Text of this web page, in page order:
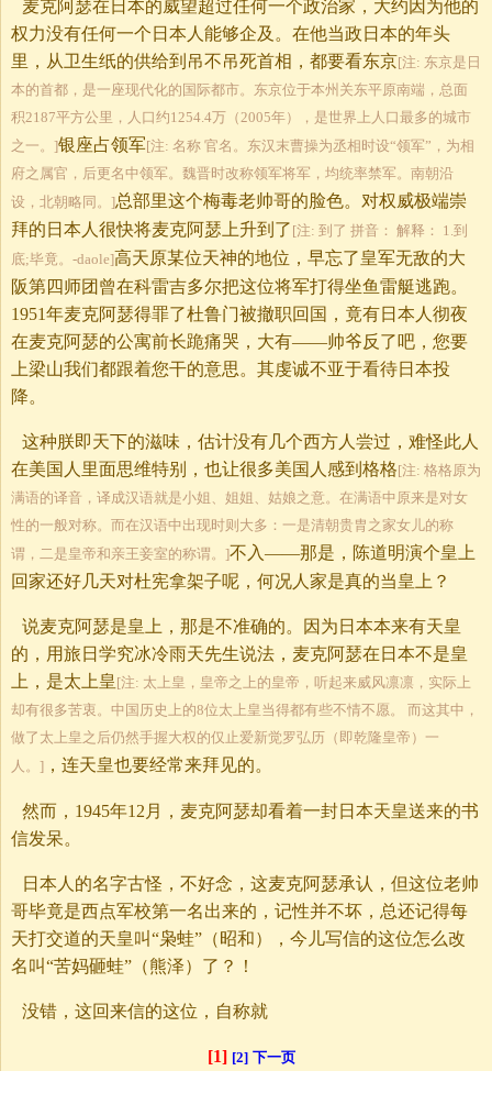
麦克阿瑟在日本的威望超过任何一个政治家，大约因为他的
权力没有任何一个日本人能够企及。在他当政日本的年头
里，从卫生纸的供给到吊不吊死首相，都要看东京[注: 东京是日
本的首都，是一座现代化的国际都市。东京位于本州关东平原南端，总面
积2187平方公里，人口约1254.4万（2005年），是世界上人口最多的城市
之一。]银座占领军[注: 名称 官名。东汉末曹操为丞相时设“领军”，为相
府之属官，后更名中领军。魏晋时改称领军将军，均统率禁军。南朝沿
设，北朝略同。]总部里这个梅毒老帅哥的脸色。对权威极端崇
拜的日本人很快将麦克阿瑟上升到了 [注: 到了 拼音： 解释： 1.到
底;毕竟。-daole]高天原某位天神的地位，早忘了皇军无敌的大
阪第四师团曾在科雷吉多尔把这位将军打得坐鱼雷艇逃跑。
1951年麦克阿瑟得罪了杜鲁门被撤职回国，竟有日本人彻夜
在麦克阿瑟的公寓前长跪痛哭，大有——帅爷反了吧，您要
上梁山我们都跟着您干的意思。其虔诚不亚于看待日本投
降。
这种朕即天下的滋味，估计没有几个西方人尝过，难怪此人
在美国人里面思维特别，也让很多美国人感到格格[注: 格格原为
满语的译音，译成汉语就是小姐、姐姐、姑娘之意。在满语中原来是对女
性的一般对称。而在汉语中出现时则大多：一是清朝贵胄之家女儿的称
谓，二是皇帝和亲王妾室的称谓。]不入——那是，陈道明演个皇上
回家还好几天对杜宪拿架子呢，何况人家是真的当皇上？
说麦克阿瑟是皇上，那是不准确的。因为日本本来有天皇
的，用旅日学究冰冷雨天先生说法，麦克阿瑟在日本不是皇
上，是太上皇 [注: 太上皇，皇帝之上的皇帝，听起来威风凛凛，实际上
却有很多苦衷。中国历史上的8位太上皇当得都有些不情不愿。 而这其中，
做了太上皇之后仍然手握大权的仅止爱新觉罗弘历（即乾隆皇帝）一
人。] ，连天皇也要经常来拜见的。
然而，1945年12月，麦克阿瑟却看着一封日本天皇送来的书
信发呆。
日本人的名字古怪，不好念，这麦克阿瑟承认，但这位老帅
哥毕竟是西点军校第一名出来的，记性并不坏，总还记得每
天打交道的天皇叫“枭蛙”（昭和），今儿写信的这位怎么改
名叫“苦妈砸蛙”（熊泽）了？！
没错，这回来信的这位，自称就
[1] [2] 下一页